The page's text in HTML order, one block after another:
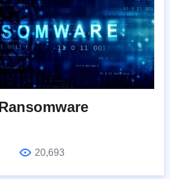
20,693